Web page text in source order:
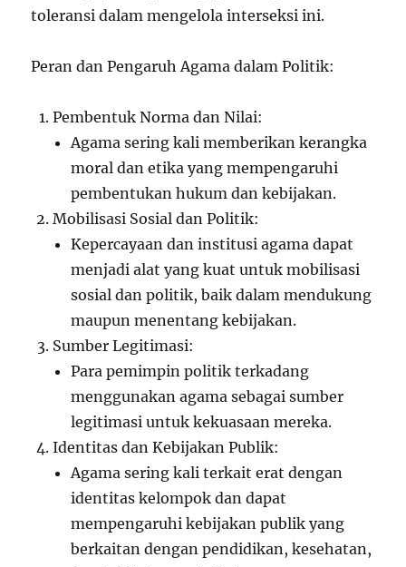
toleransi dalam mengelola interseksi ini.
Peran dan Pengaruh Agama dalam Politik:
Pembentuk Norma dan Nilai:
Agama sering kali memberikan kerangka
moral dan etika yang mempengaruhi
pembentukan hukum dan kebijakan.
Mobilisasi Sosial dan Politik:
Kepercayaan dan institusi agama dapat
menjadi alat yang kuat untuk mobilisasi
sosial dan politik, baik dalam mendukung
maupun menentang kebijakan.
Sumber Legitimasi:
Para pemimpin politik terkadang
menggunakan agama sebagai sumber
legitimasi untuk kekuasaan mereka.
Identitas dan Kebijakan Publik:
Agama sering kali terkait erat dengan
identitas kelompok dan dapat
mempengaruhi kebijakan publik yang
berkaitan dengan pendidikan, kesehatan,